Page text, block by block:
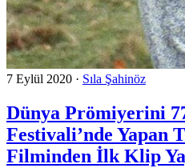
7 Eylül 2020 · Sıla Şahinöz
Dünya Prömiyerini
Festivali’nde Yapan
Filminden İlk Klip